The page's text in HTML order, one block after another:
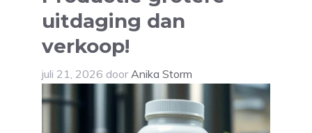
uitdaging dan
verkoop!
juli 21, 2026 door Anika Storm